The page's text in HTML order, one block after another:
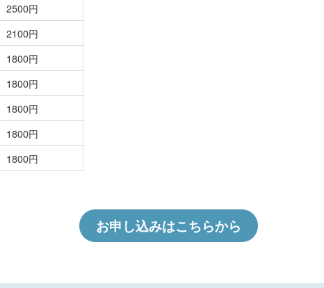
2500円
2100円
1800円
1800円
1800円
1800円
1800円
お申し込みはこちらから